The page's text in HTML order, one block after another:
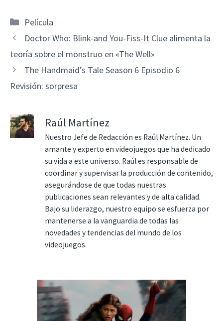
Categorías
Película
Doctor Who: Blink-and You-Fiss-It Clue alimenta la
teoría sobre el monstruo en «The Well»
The Handmaid’s Tale Season 6 Episodio 6
Revisión: sorpresa
Raúl Martínez
Nuestro Jefe de Redacción es Raúl Martínez. Un
amante y experto en videojuegos que ha dedicado
su vida a este universo. Raúl es responsable de
coordinar y supervisar la producción de contenido,
asegurándose de que todas nuestras
publicaciones sean relevantes y de alta calidad.
Bajo su liderazgo, nuestro equipo se esfuerza por
mantenerse a la vanguardia de todas las
novedades y tendencias del mundo de los
videojuegos.